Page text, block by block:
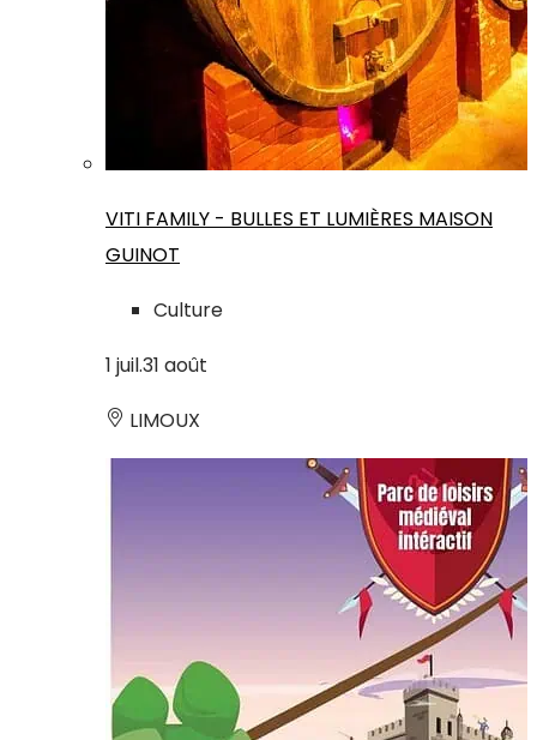
VITI FAMILY - BULLES ET LUMIÈRES MAISON
GUINOT
Culture
1 juil.31 août
LIMOUX